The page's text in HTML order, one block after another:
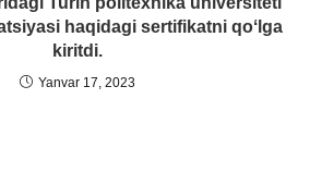
haqidagi sertifikatni qoʻlga
kiritdi.
Yanvar 17, 2023